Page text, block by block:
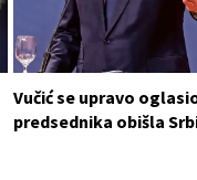
Vučić se upravo
predsednika obišla